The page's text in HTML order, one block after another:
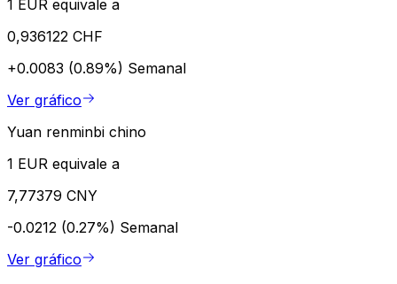
1 EUR equivale a
0,936122 CHF
+0.0083 (0.89%) Semanal
Ver gráfico
Yuan renminbi chino
1 EUR equivale a
7,77379 CNY
-0.0212 (0.27%) Semanal
Ver gráfico